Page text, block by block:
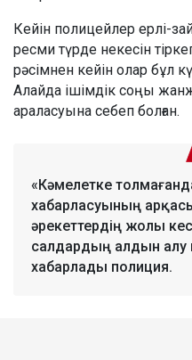
Кейін полицейлер ерлі-
ресми түрде некесін
рәсімнен кейін олар бұл
Алайда ішімдік соңы
араласуына себеп болған.
«Кәмелетке
хабарласуының
әрекеттердің жолы
салдардың алдын алу
хабарлады полиция.